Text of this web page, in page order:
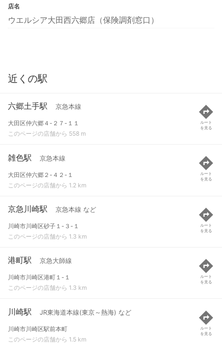
店名
ウエルシア大田西六郷店（保険調剤窓口）
近くの駅
六郷土手駅 京急本線
大田区仲六郷４-２７-１１
このページの店舗から 558 m
ルート
を見る
雑色駅 京急本線
大田区仲六郷２-４２-１
このページの店舗から 1.2 km
ルート
を見る
京急川崎駅 京急本線 など
川崎市川崎区砂子１-３-１
このページの店舗から 1.3 km
ルート
を見る
港町駅 京急大師線
川崎市川崎区港町１-１
このページの店舗から 1.3 km
ルート
を見る
川崎駅 JR東海道本線(東京～熱海) など
川崎市川崎区駅前本町
このページの店舗から 1.5 km
ルート
を見る